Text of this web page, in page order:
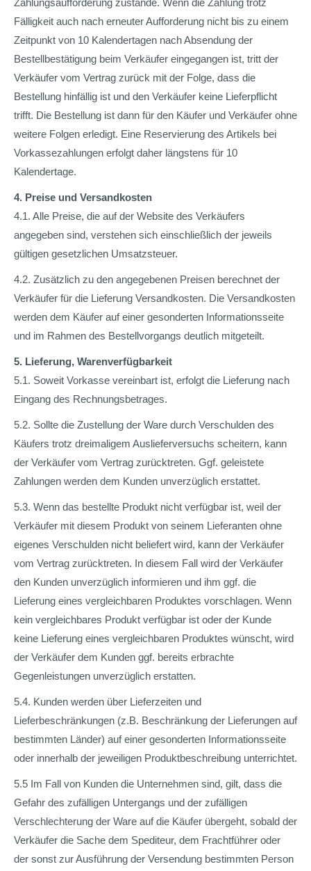
Zahlungsaufforderung zustande. Wenn die Zahlung trotz
Fälligkeit auch nach erneuter Aufforderung nicht bis zu einem
Zeitpunkt von 10 Kalendertagen nach Absendung der
Bestellbestätigung beim Verkäufer eingegangen ist, tritt der
Verkäufer vom Vertrag zurück mit der Folge, dass die
Bestellung hinfällig ist und den Verkäufer keine Lieferpflicht
trifft. Die Bestellung ist dann für den Käufer und Verkäufer ohne
weitere Folgen erledigt. Eine Reservierung des Artikels bei
Vorkassezahlungen erfolgt daher längstens für 10
Kalendertage.
4. Preise und Versandkosten
4.1. Alle Preise, die auf der Website des Verkäufers
angegeben sind, verstehen sich einschließlich der jeweils
gültigen gesetzlichen Umsatzsteuer.
4.2. Zusätzlich zu den angegebenen Preisen berechnet der
Verkäufer für die Lieferung Versandkosten. Die Versandkosten
werden dem Käufer auf einer gesonderten Informationsseite
und im Rahmen des Bestellvorgangs deutlich mitgeteilt.
5. Lieferung, Warenverfügbarkeit
5.1. Soweit Vorkasse vereinbart ist, erfolgt die Lieferung nach
Eingang des Rechnungsbetrages.
5.2. Sollte die Zustellung der Ware durch Verschulden des
Käufers trotz dreimaligem Auslieferversuchs scheitern, kann
der Verkäufer vom Vertrag zurücktreten. Ggf. geleistete
Zahlungen werden dem Kunden unverzüglich erstattet.
5.3. Wenn das bestellte Produkt nicht verfügbar ist, weil der
Verkäufer mit diesem Produkt von seinem Lieferanten ohne
eigenes Verschulden nicht beliefert wird, kann der Verkäufer
vom Vertrag zurücktreten. In diesem Fall wird der Verkäufer
den Kunden unverzüglich informieren und ihm ggf. die
Lieferung eines vergleichbaren Produktes vorschlagen. Wenn
kein vergleichbares Produkt verfügbar ist oder der Kunde
keine Lieferung eines vergleichbaren Produktes wünscht, wird
der Verkäufer dem Kunden ggf. bereits erbrachte
Gegenleistungen unverzüglich erstatten.
5.4. Kunden werden über Lieferzeiten und
Lieferbeschränkungen (z.B. Beschränkung der Lieferungen auf
bestimmten Länder) auf einer gesonderten Informationsseite
oder innerhalb der jeweiligen Produktbeschreibung unterrichtet.
5.5 Im Fall von Kunden die Unternehmen sind, gilt, dass die
Gefahr des zufälligen Untergangs und der zufälligen
Verschlechterung der Ware auf die Käufer übergeht, sobald der
Verkäufer die Sache dem Spediteur, dem Frachtführer oder
der sonst zur Ausführung der Versendung bestimmten Person